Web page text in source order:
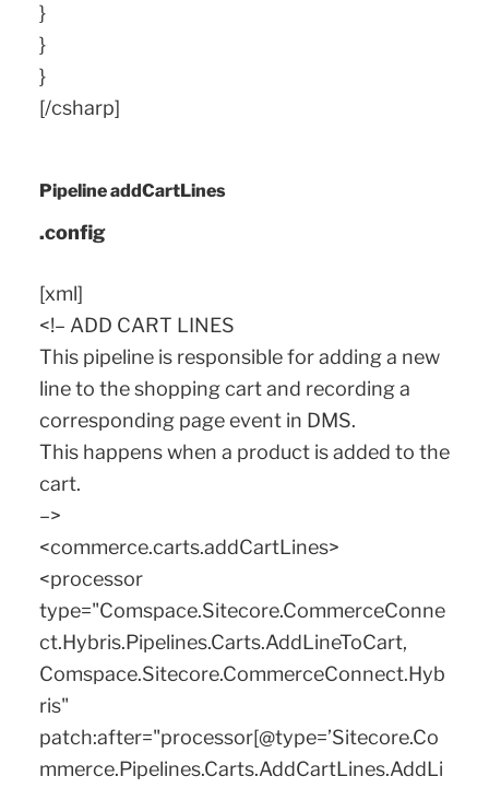
}
}
}
[/csharp]
Pipeline addCartLines
.config
[xml]
<!– ADD CART LINES
This pipeline is responsible for adding a new
line to the shopping cart and recording a
corresponding page event in DMS.
This happens when a product is added to the
cart.
–>
<commerce.carts.addCartLines>
<processor
type="Comspace.Sitecore.CommerceConne
ct.Hybris.Pipelines.Carts.AddLineToCart,
Comspace.Sitecore.CommerceConnect.Hyb
ris"
patch:after="processor[@type=’Sitecore.Co
mmerce.Pipelines.Carts.AddCartLines.AddLi